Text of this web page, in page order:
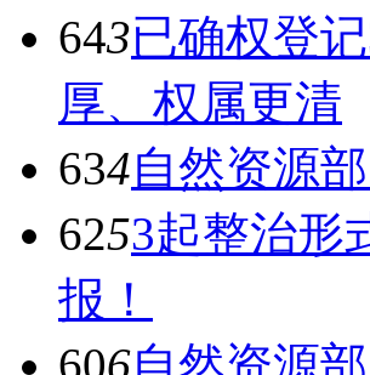
643已确权登
厚、权属更清
634自然资源
6253起整治形
报！